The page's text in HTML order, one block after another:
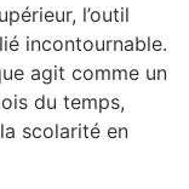
l’outil
incontournable.
agit comme un
du temps,
scolarité en